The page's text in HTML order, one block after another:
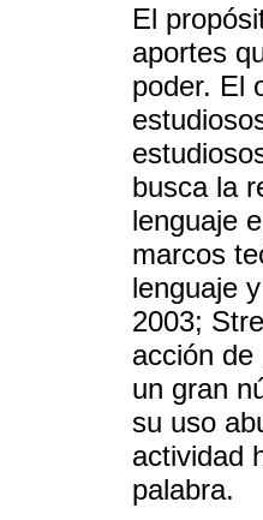
El
aportes
poder. El
busca la
lenguaje
marcos
lenguaje
2003;
acción
un gran
su uso
actividad
palabra.